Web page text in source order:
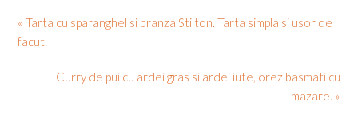
« Tarta cu sparanghel si branza Stilton. Tarta simpla si usor de
facut.
Curry de pui cu ardei gras si ardei iute, orez basmati cu
mazare. »